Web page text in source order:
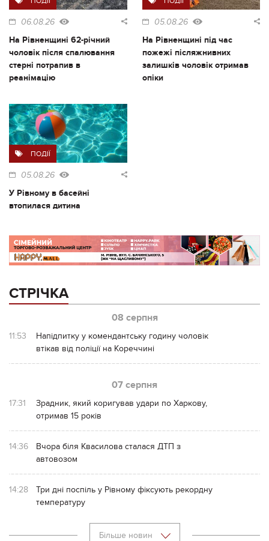
06.08.26
На Рівненщині 62-річний
чоловік після спалювання
стерні потрапив в
реанімацію
05.08.26
На Рівненщині під час
пожежі післяжнивних
залишків чоловік отримав
опіки
ПОДІЇ
05.08.26
У Рівному в басейні
втопилася дитина
СТРІЧКА
08 серпня
11:53
Напідпитку у комендантську годину чоловік
втікав від поліції на Кореччині
07 серпня
17:31
Зрадник, який коригував удари по Харкову,
отримав 15 років
14:36
Вчора біля Квасилова сталася ДТП з
автовозом
14:28
Три дні поспіль у Рівному фіксують рекордну
температуру
Більше новин